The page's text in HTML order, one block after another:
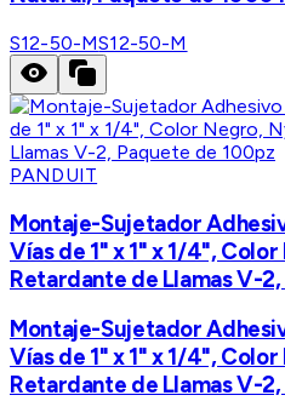
S12-50-MS12-50-M
PANDUIT
Montaje-Sujetador
Vías de 1" x 1" x 1/4",
Retardante de Llamas V-
Montaje-Sujetador
Vías de 1" x 1" x 1/4",
Retardante de Llamas V-